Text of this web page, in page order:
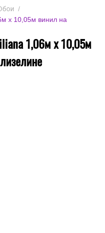
/
х 10,05м винил на
1,06м х 10,05м